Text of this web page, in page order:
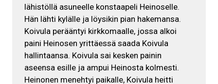
lähistöllä asuneelle konstaapeli Heinoselle.
Hän lähti kylälle ja löysikin pian hakemansa.
Koivula perääntyi kirkkomaalle, jossa alkoi
paini Heinosen yrittäessä saada Koivula
hallintaansa. Koivula sai kesken painin
aseensa esille ja ampui Heinosta kolmesti.
Heinonen menehtyi paikalle, Koivula heitti